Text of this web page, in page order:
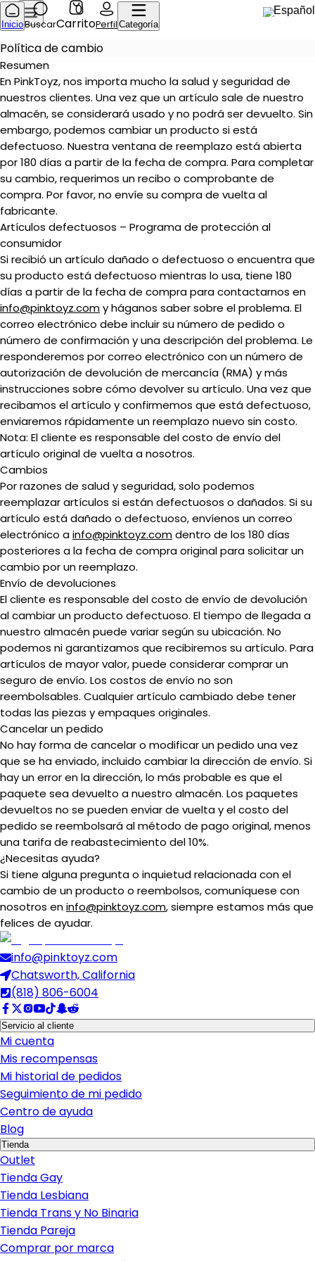
Español
InicioBuscar
0
CarritoPerfil Categoría
Política de cambio
Resumen
En PinkToyz, nos importa mucho la salud y seguridad de
nuestros clientes. Una vez que un artículo sale de nuestro
almacén, se considerará usado y no podrá ser devuelto. Sin
embargo, podemos cambiar un producto si está
defectuoso. Nuestra ventana de reemplazo está abierta
por 180 días a partir de la fecha de compra. Para completar
su cambio, requerimos un recibo o comprobante de
compra. Por favor, no envíe su compra de vuelta al
fabricante.
Artículos defectuosos – Programa de protección al
consumidor
Si recibió un artículo dañado o defectuoso o encuentra que
su producto está defectuoso mientras lo usa, tiene 180
días a partir de la fecha de compra para contactarnos en
info@pinktoyz.comy háganos saber sobre el problema. El
correo electrónico debe incluir su número de pedido o
número de confirmación y una descripción del problema. Le
responderemos por correo electrónico con un número de
autorización de devolución de mercancía (RMA) y más
instrucciones sobre cómo devolver su artículo. Una vez que
recibamos el artículo y confirmemos que está defectuoso,
enviaremos rápidamente un reemplazo nuevo sin costo.
Nota: El cliente es responsable del costo de envío del
artículo original de vuelta a nosotros.
Cambios
Por razones de salud y seguridad, solo podemos
reemplazar artículos si están defectuosos o dañados. Si su
artículo está dañado o defectuoso, envíenos un correo
electrónico ainfo@pinktoyz.comdentro de los 180 días
posteriores a la fecha de compra original para solicitar un
cambio por un reemplazo.
Envío de devoluciones
El cliente es responsable del costo de envío de devolución
al cambiar un producto defectuoso. El tiempo de llegada a
nuestro almacén puede variar según su ubicación. No
podemos ni garantizamos que recibiremos su artículo. Para
artículos de mayor valor, puede considerar comprar un
seguro de envío. Los costos de envío no son
reembolsables. Cualquier artículo cambiado debe tener
todas las piezas y empaques originales.
Cancelar un pedido
No hay forma de cancelar o modificar un pedido una vez
que se ha enviado, incluido cambiar la dirección de envío. Si
hay un error en la dirección, lo más probable es que el
paquete sea devuelto a nuestro almacén. Los paquetes
devueltos no se pueden enviar de vuelta y el costo del
pedido se reembolsará al método de pago original, menos
una tarifa de reabastecimiento del 10%.
¿Necesitas ayuda?
Si tiene alguna pregunta o inquietud relacionada con el
cambio de un producto o reembolsos, comuníquese con
nosotros eninfo@pinktoyz.com, siempre estamos más que
felices de ayudar.
info@pinktoyz.com
Chatsworth, California
(818) 806-6004
Servicio al cliente
Mi cuenta
Mis recompensas
Mi historial de pedidos
Seguimiento de mi pedido
Centro de ayuda
Blog
Tienda
Outlet
Tienda Gay
Tienda Lesbiana
Tienda Trans y No Binaria
Tienda Pareja
Comprar por marca